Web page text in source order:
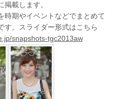
掲載します。
時期やイベントなどでまとめて
す。スライダー形式はこちら
snapshots-tgc2013aw